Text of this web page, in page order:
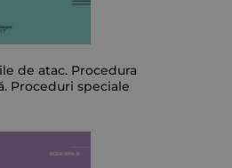
de atac. Procedura
Proceduri speciale